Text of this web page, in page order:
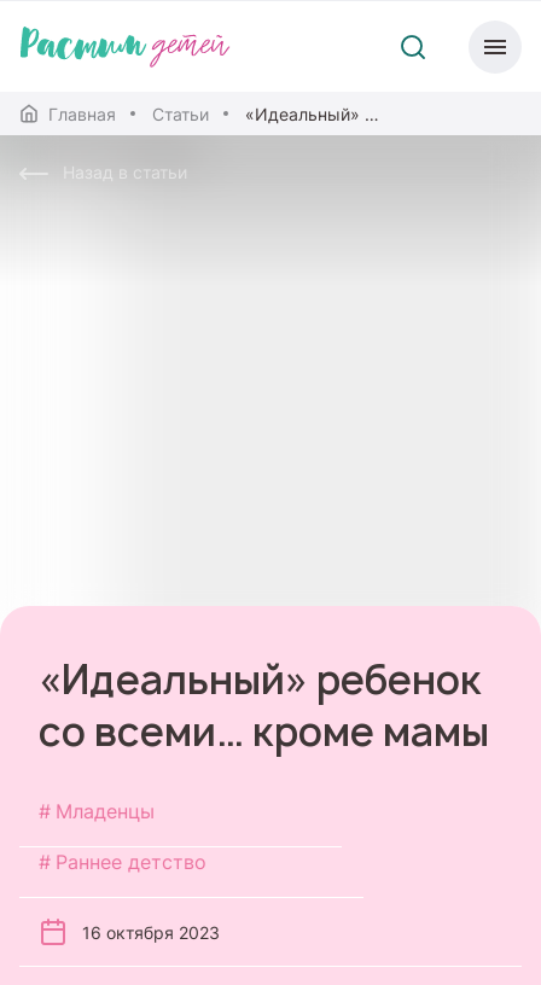
Главная Статьи «Идеальный» ребенок со всеми… кроме мамы
Назад в статьи
«Идеальный» ребенок
со всеми… кроме мамы
Младенцы
Раннее детство
16 октября 2023